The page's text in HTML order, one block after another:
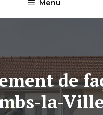
Menu
de
la-